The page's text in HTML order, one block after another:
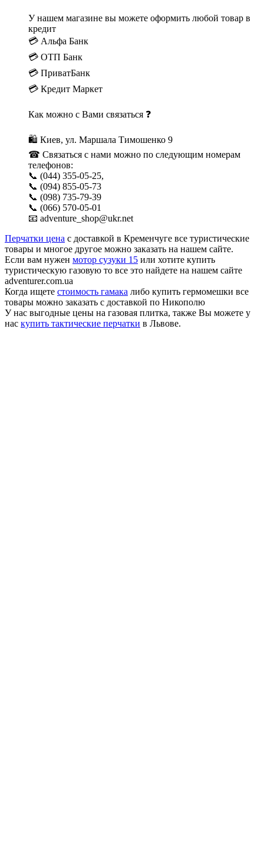
У нашем магазине вы можете оформить любой товар в
кредит
💳 Альфа Банк
💳 ОТП Банк
💳 ПриватБанк
💳 Кредит Маркет
Как можно с Вами связаться ❓
🛍 Киев, ул. Маршала Тимошенко 9
☎ Связаться с нами можно по следующим номерам
телефонов:
📞 (044) 355-05-25,
📞 (094) 855-05-73
📞 (098) 735-79-39
📞 (066) 570-05-01
📧 adventure_shop@ukr.net
Перчатки цена с доставкой в Кременчуге все туристические
товары и многое другое можно заказать на нашем сайте.
Если вам нужен мотор сузуки 15 или хотите купить
туристическую газовую то все это найдете на нашем сайте
adventurer.com.ua
Когда ищете стоимость гамака либо купить гермомешки все
товары можно заказать с доставкой по Никополю
У нас выгодные цены на газовая плитка, также Вы можете у
нас купить тактические перчатки в Львове.